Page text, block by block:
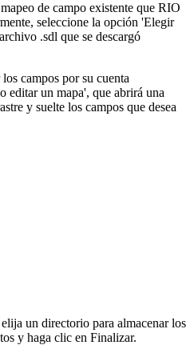
de campo existente que RIO
seleccione la opción 'Elegir
.sdl que se descargó
campos por su cuenta
editar un mapa', que abrirá una
y suelte los campos que desea
un directorio para almacenar los
y haga clic en Finalizar.